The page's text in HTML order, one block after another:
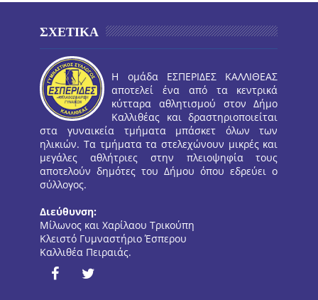
ΣΧΕΤΙΚΑ
Η ομάδα ΕΣΠΕΡΙΔΕΣ ΚΑΛΛΙΘΕΑΣ
αποτελεί ένα από τα κεντρικά
κύτταρα αθλητισμού στον Δήμο
Καλλιθέας και δραστηριοποιείται
στα γυναικεία τμήματα μπάσκετ όλων των
ηλικιών. Τα τμήματα τα στελεχώνουν μικρές και
μεγάλες αθλήτριες στην πλειοψηφία τους
αποτελούν δημότες του Δήμου όπου εδρεύει ο
σύλλογος.
Διεύθυνση:
Μίλωνος και Χαρίλαου Τρικούπη
Κλειστό Γυμναστήριο Έσπερου
Καλλιθέα Πειραιάς.